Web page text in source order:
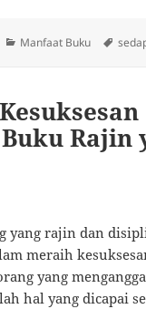
Categories
Manfaat Buku Tags
Rajin
yang rajin dan
meraih
yang
hal yang dicapai